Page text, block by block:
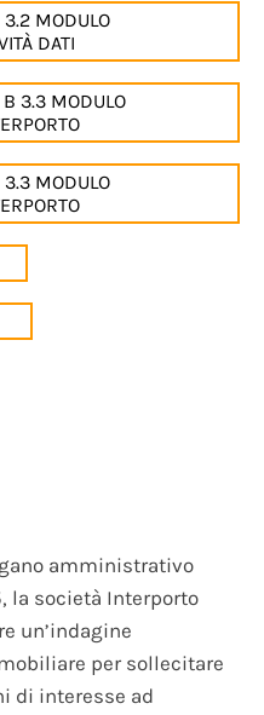
3.2 MODULO
DATI
3.3 MODULO
3.3 MODULO
amministrativo
la società Interporto
un’indagine
per sollecitare
di interesse ad